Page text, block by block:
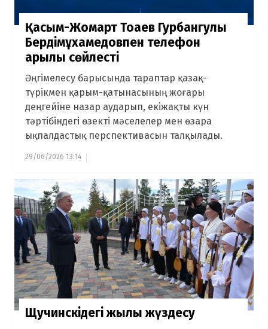
Қасым-Жомарт Тоқаев Гурбангулы
Бердімұхамедовпен телефон
арқылы сөйлесті
Әңгімелесу барысында тараптар қазақ-
түрікмен қарым-қатынасының жоғары
деңгейіне назар аударып, екіжақты күн
тәртібіндегі өзекті мәселелер мен өзара
ықпалдастық перспективасын талқылады.
29/06/2026 13:14
Щучинскідегі жылы жүздесу